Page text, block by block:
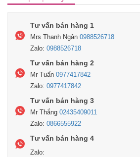
Tư vấn bán hàng 1
Mrs Thanh Ngân 0988526718
Zalo: 0988526718
Tư vấn bán hàng 2
Mr Tuấn 0977417842
Zalo: 0977417842
Tư vấn bán hàng 3
Mr Thắng 02435409011
Zalo: 0866555922
Tư vấn bán hàng 4
Zalo: